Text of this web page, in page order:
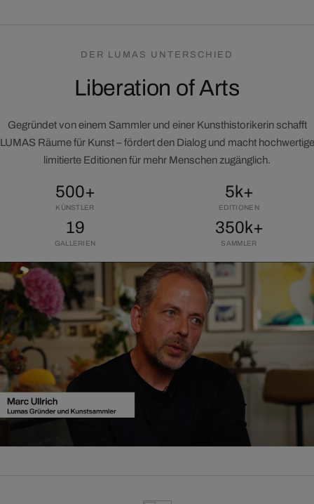
DER LUMAS UNTERSCHIED
Liberation of Arts
Gegründet von einem Sammler und einer Kunsthistorikerin schafft
LUMAS Räume für Kunst – fördert den Dialog und macht hochwertige
limitierte Editionen für mehr Menschen zugänglich.
500+
KÜNSTLER
5k+
EDITIONEN
19
GALLERIEN
350k+
SAMMLER